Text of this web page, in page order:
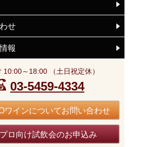
せ
報
10:00～18:00 （土日祝定休）
03-5459-4334
ワインについてお問い合わせ
プロ向け試飲会のお申込み